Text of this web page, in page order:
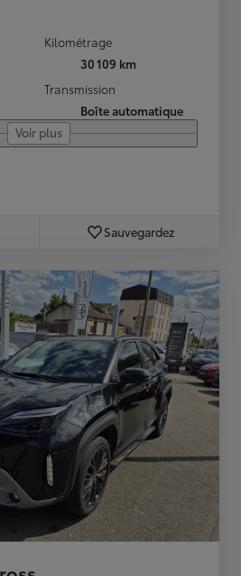
Kilométrage
30 109 km
Transmission
Boîte automatique
Voir plus
Sauvegardez